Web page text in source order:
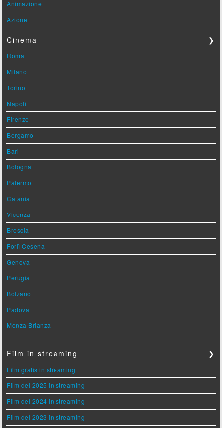
Animazione
Azione
Cinema ❯
Roma
Milano
Torino
Napoli
Firenze
Bergamo
Bari
Bologna
Palermo
Catania
Vicenza
Brescia
Forlì Cesena
Genova
Perugia
Bolzano
Padova
Monza Brianza
Film in streaming ❯
Film gratis in streaming
Film del 2025 in streaming
Film del 2024 in streaming
Film del 2023 in streaming